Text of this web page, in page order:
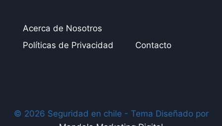
Acerca de Nosotros
Políticas de Privacidad
Contacto
© 2026 Seguridad en chile - Tema Diseñado por